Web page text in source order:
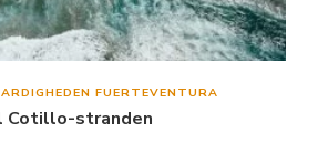
FUERTEVENTURA
Cotillo-stranden